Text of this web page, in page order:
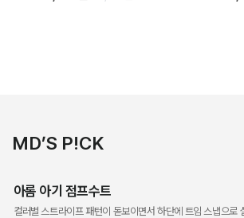
MD’S P!CK
아롬 아기 점프수트
컬러별 스트라이프 패턴이 돋보이면서 하단에 트임 스냅으로